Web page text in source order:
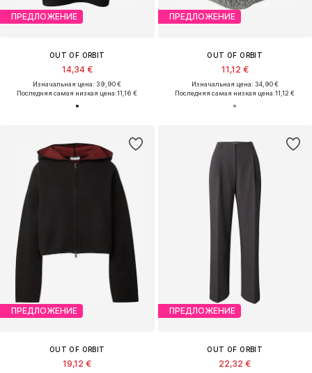
ПРЕДЛОЖЕНИЕ
OUT OF ORBIT
14,34 €
Изначальная цена: 39,90 €
Последняя самая низкая цена:11,16 €
ПРЕДЛОЖЕНИЕ
OUT OF ORBIT
11,12 €
Изначальная цена: 34,90 €
Последняя самая низкая цена:11,12 €
ПРЕДЛОЖЕНИЕ
OUT OF ORBIT
19,12 €
ПРЕДЛОЖЕНИЕ
OUT OF ORBIT
22,32 €